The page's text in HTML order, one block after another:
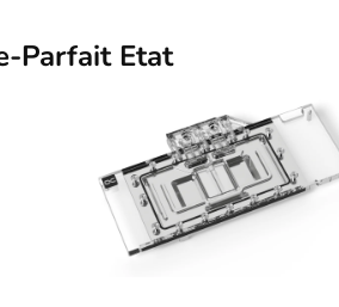
Parfait Etat